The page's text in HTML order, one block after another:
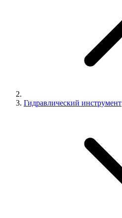
Гидравлический инструмент